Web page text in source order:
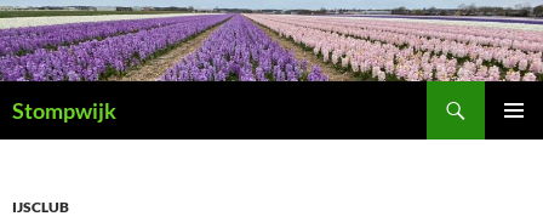
Ga
naar
de
inhoud
Stompwijk
IJSCLUB